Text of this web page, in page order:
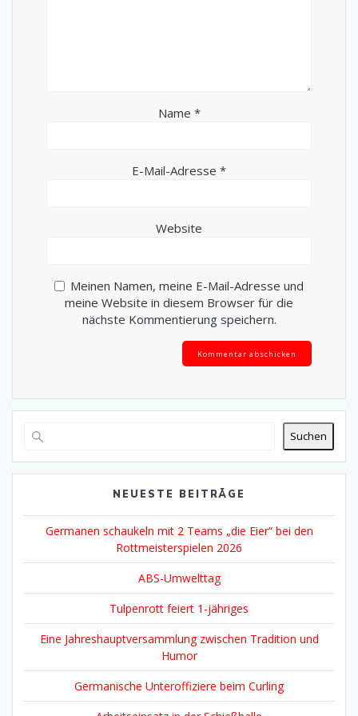
Name *
E-Mail-Adresse *
Website
Meinen Namen, meine E-Mail-Adresse und
meine Website in diesem Browser für die
nächste Kommentierung speichern.
Alternative:
Suchen
NEUESTE BEITRÄGE
Germanen schaukeln mit 2 Teams „die Eier“ bei den
Rottmeisterspielen 2026
ABS-Umwelttag
Tulpenrott feiert 1-jähriges
Eine Jahreshauptversammlung zwischen Tradition und
Humor
Germanische Unteroffiziere beim Curling